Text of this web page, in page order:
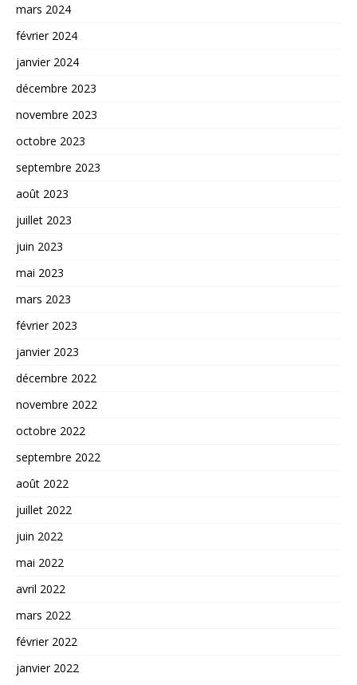
mars 2024
février 2024
janvier 2024
décembre 2023
novembre 2023
octobre 2023
septembre 2023
août 2023
juillet 2023
juin 2023
mai 2023
mars 2023
février 2023
janvier 2023
décembre 2022
novembre 2022
octobre 2022
septembre 2022
août 2022
juillet 2022
juin 2022
mai 2022
avril 2022
mars 2022
février 2022
janvier 2022